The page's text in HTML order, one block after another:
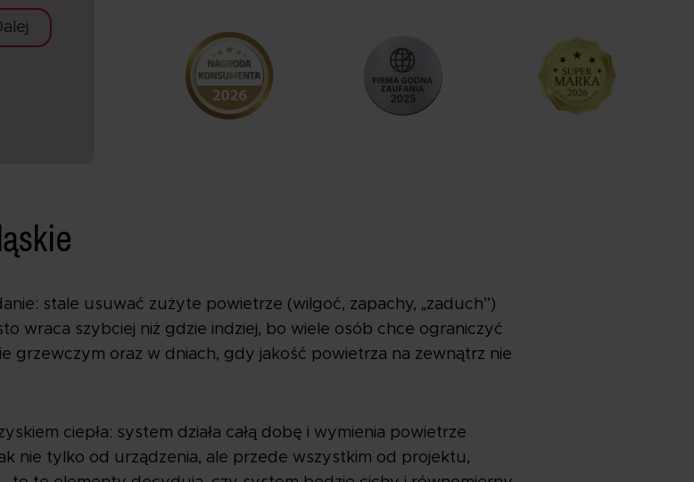
stale usuwać zużyte powietrze (wilgoć, zapachy, „zaduch”)
wraca szybciej niż gdzie indziej, bo wiele osób chce ograniczyć
grzewczym oraz w dniach, gdy jakość powietrza na zewnątrz nie
ciepła: system działa całą dobę i wymienia powietrze
nie tylko od urządzenia, ale przede wszystkim od projektu,